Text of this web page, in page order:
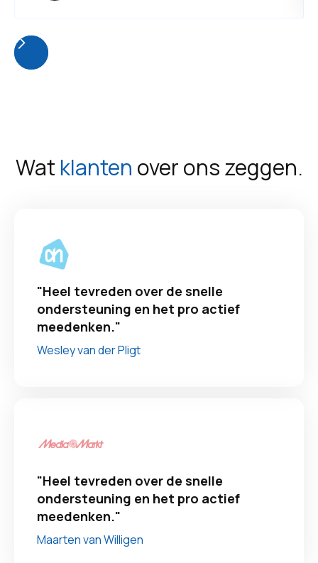
Wat klanten over ons zeggen.
"Heel tevreden over de snelle
ondersteuning en het pro actief
meedenken."
Wesley van der Pligt
"Heel tevreden over de snelle
ondersteuning en het pro actief
meedenken."
Maarten van Willigen